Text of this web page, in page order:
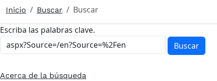
Inicio Buscar
Buscar
Escriba las palabras clave.
Buscar
Acerca de la búsqueda